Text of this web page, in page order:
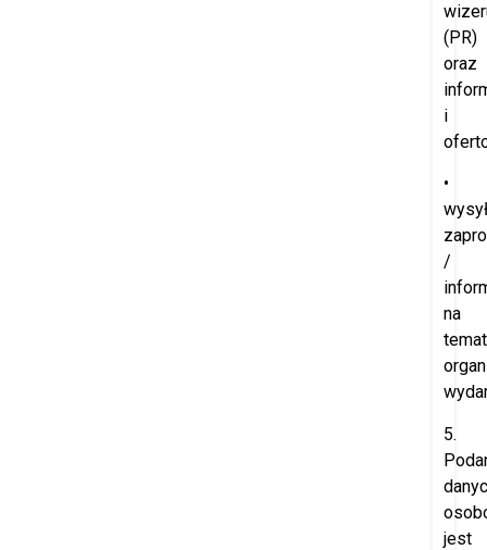
(PR)
oraz
i
•
/
na
temat
5.
jest